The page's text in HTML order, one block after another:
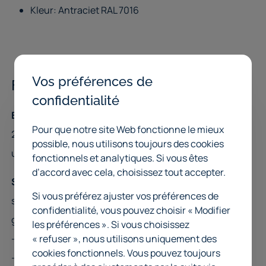
Pieds en plastique.
Plaques de pied en métal 80 x 50 x 3 mm,
Entretoise profonde pour le renforcement.
Dimensions de Flip
Capacité de charge : jusqu'à 230 kg par tablette
Hauteur
Longueur
Profondeur
Kleur: Antraciet RAL 7016
Flip legborden:
Buislegbord:
20x20 mm. voorzien van 4 gelaste klampen aan
uiteinden.
Staalplaatlegbord:
Geplooide staalplaat, gelast op een
structuur van buisprofiel 20x20 mm. voorzien van 4
gelaste klampen aan de uiteinden.
- Voor de opslag van kleine dozen.
- Afwerking: epoxy-poeder coating
Vos préférences de
confidentialité
Pour que notre site Web fonctionne le mieux
possible, nous utilisons toujours des cookies
fonctionnels et analytiques. Si vous êtes
d’accord avec cela, choisissez tout accepter.
Si vous préférez ajuster vos préférences de
confidentialité, vous pouvez choisir « Modifier
les préférences ». Si vous choisissez
« refuser », nous utilisons uniquement des
cookies fonctionnels. Vous pouvez toujours